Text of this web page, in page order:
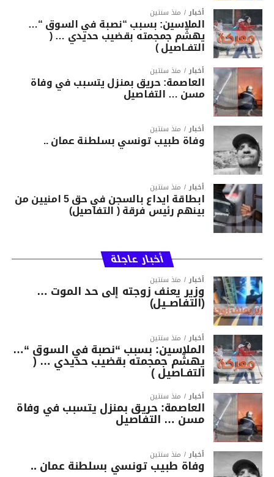
أخبار منذ سنتين
الملاسين: بسبب “نصبة في السوق “…
يهشّم جمجمته بقضيب حديدي … (
التفـاصيل )
أخبار منذ سنتين
العاصمة: حريق بمنزل يتسبب في وفاة
مسن … التفاصيل
أخبار منذ سنتين
وفاة طبيب تونسي بسلطنة عمان ..
أخبار منذ سنتين
ابطاقة ايداع بالسجن في حق 5 امنيين من
بينهم رئيس فرقة ( التفاصيل)
أخبار عاجلة
أخبار منذ سنتين
وزير يعنف زوجته إلى حد الموت …
(التفاصــيل)
أخبار منذ سنتين
الملاسين: بسبب “نصبة في السوق “…
يهشّم جمجمته بقضيب حديدي … (
التفـاصيل )
أخبار منذ سنتين
العاصمة: حريق بمنزل يتسبب في وفاة
مسن … التفاصيل
أخبار منذ سنتين
وفاة طبيب تونسي بسلطنة عمان ..